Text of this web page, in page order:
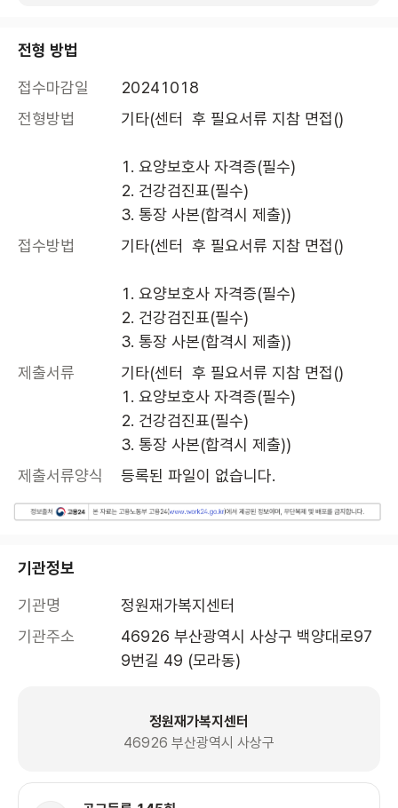
전형 방법
접수마감일
20241018
전형방법
기타(센터  후 필요서류 지참 면접()
1. 요양보호사 자격증(필수)
2. 건강검진표(필수)
3. 통장 사본(합격시 제출))
접수방법
기타(센터  후 필요서류 지참 면접()
1. 요양보호사 자격증(필수)
2. 건강검진표(필수)
3. 통장 사본(합격시 제출))
제출서류
기타(센터  후 필요서류 지참 면접()
1. 요양보호사 자격증(필수)
2. 건강검진표(필수)
3. 통장 사본(합격시 제출))
제출서류양식
등록된 파일이 없습니다.
기관정보
기관명
정원재가복지센터
기관주소
46926 부산광역시 사상구 백양대로97
9번길 49 (모라동)
정원재가복지센터
46926 부산광역시 사상구